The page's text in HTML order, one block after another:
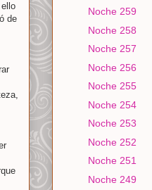
de
Noche 259
Noche 258
Noche 257
Noche 256
Noche 255
Noche 254
Noche 253
Noche 252
Noche 251
Noche 249